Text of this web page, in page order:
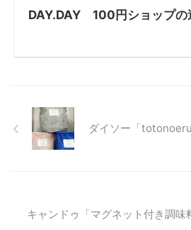
DAY.DAY 100円ショップの
ダイソー「totonoeru
キャンドゥ「マグネット付き調味